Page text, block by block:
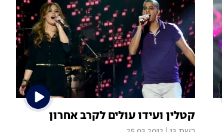
קטלין ועידו עולים לקרב אחרון